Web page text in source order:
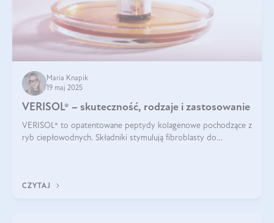
Maria Knapik
19 maj 2025
VERISOL® – skuteczność, rodzaje i zastosowanie
VERISOL® to opatentowane peptydy kolagenowe pochodzące z
ryb ciepłowodnych. Składniki stymulują fibroblasty do
CZYTAJ